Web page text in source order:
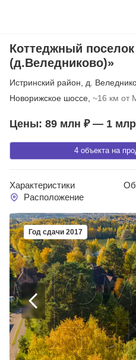
Коттеджный
(д.Веледниково)»
Истринский район
д.
Новорижское шоссе, ~16 км от
4 объекта на
Цены: 89 млн ₽ — 1
Характеристики
Расположение
Год сдачи 2017